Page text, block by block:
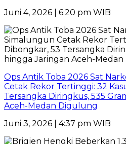
Juni 4, 2026 | 6:20 pm WIB
Ops Antik Toba 2026 Sat
Cetak Rekor Tertinggi: 32
Tersangka Diringkus, 535
Aceh-Medan Digulung
Juni 3, 2026 | 4:37 pm WIB